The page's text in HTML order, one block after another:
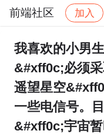
前端社区 加入
社区 前端社区
我喜欢的小男
&#xff0c;必须
遥望星空
一些电信号。
&#xff0c;宇宙暂